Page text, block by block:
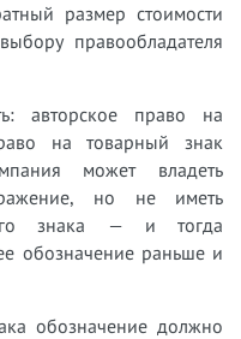
размер стоимости
правообладателя
авторское право на
на товарный знак
может владеть
но не иметь
знака — и тогда
обозначение раньше и
обозначение должно